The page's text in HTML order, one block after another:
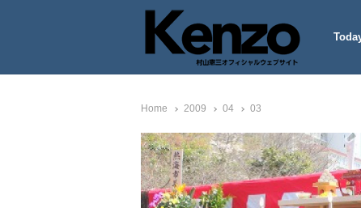
七転八起 – 村山憲三
村山憲三ウェブサイト
Home 2009 04 03